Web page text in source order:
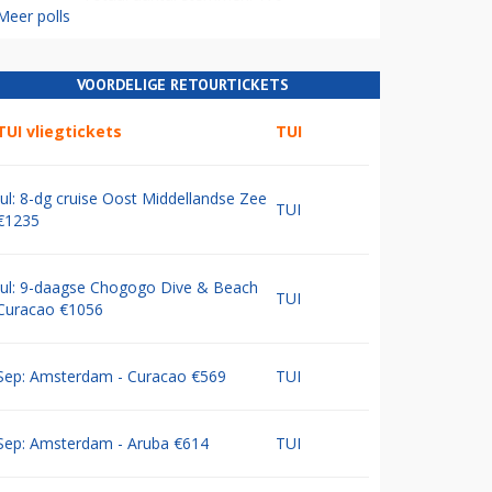
polls
VOORDELIGE RETOURTICKETS
vliegtickets TUI
8-dg cruise Oost Middellandse Zee
TUI
9-daagse Chogogo Dive & Beach
€1056
TUI
Amsterdam - Curacao €569 TUI
Amsterdam - Aruba €614 TUI